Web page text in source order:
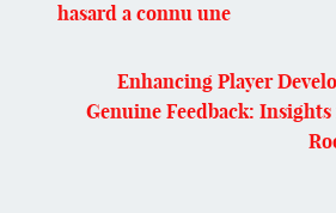
hasard a connu une
Enhancing Player
Genuine Feedback: